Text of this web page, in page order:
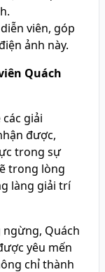
viên, góp
ảnh này.
Quách
giải
được,
trong sự
trong lòng
làng giải trí
Quách
yêu mến
chỉ thành